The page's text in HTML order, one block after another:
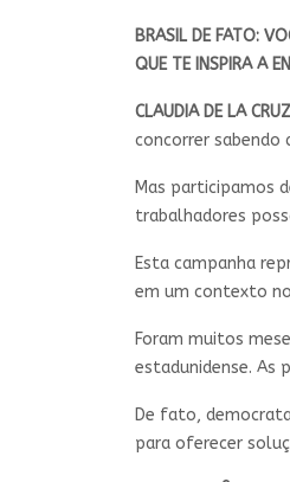
BRASIL DE FATO:
QUE TE INSPIRA A
CLAUDIA DE LA
concorrer sabendo
Mas participamos
trabalhadores
Esta campanha
em um contexto
Foram muitos
estadunidense. As
De fato,
para oferecer